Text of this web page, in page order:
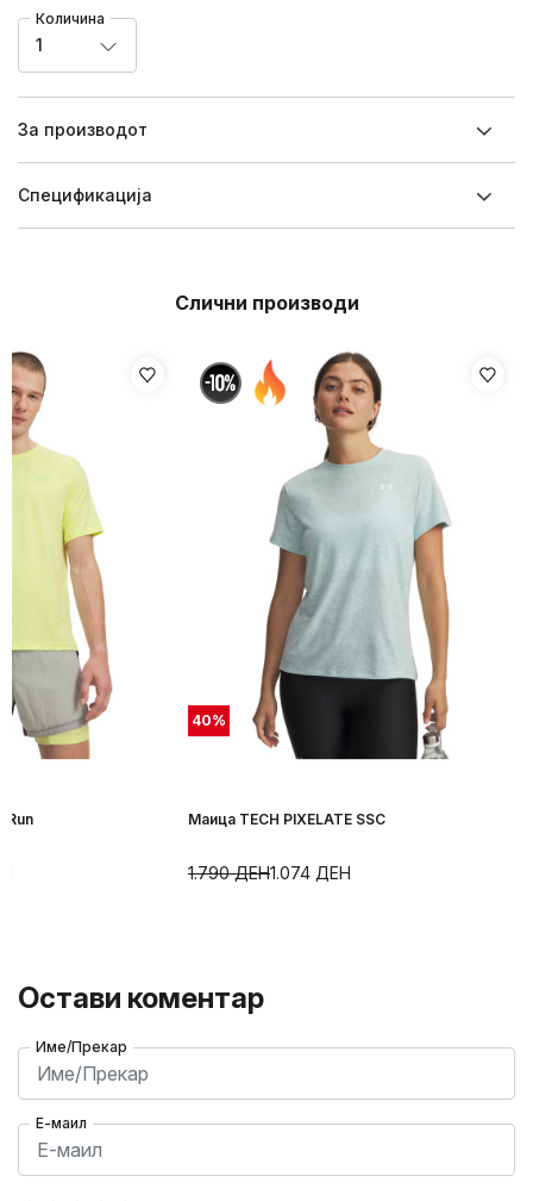
Количина
1
За производот
Спецификацијa
Слични производи
Run
40%
Маица TECH PIXELATE SSC
1.074 ДЕН
1.790ДЕН
Остави коментар
Име/Прекар
Е-маил